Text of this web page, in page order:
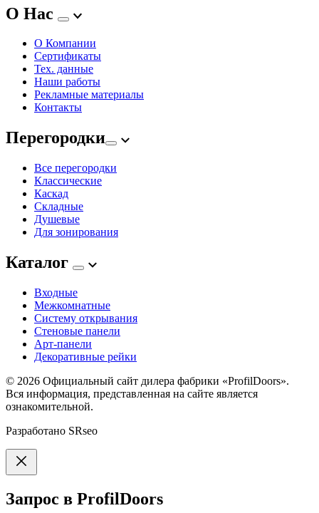
О Нас
О Компании
Сертификаты
Тех. данные
Наши работы
Рекламные материалы
Контакты
Перегородки
Все перегородки
Классические
Каскад
Складные
Душевые
Для зонирования
Каталог
Входные
Межкомнатные
Систему открывания
Стеновые панели
Арт-панели
Декоративные рейки
© 2026 Официальный сайт дилера фабрики «ProfilDoors».
Вся информация, представленная на сайте является
ознакомительной.
Разработано SRseo
Запрос в ProfilDoors